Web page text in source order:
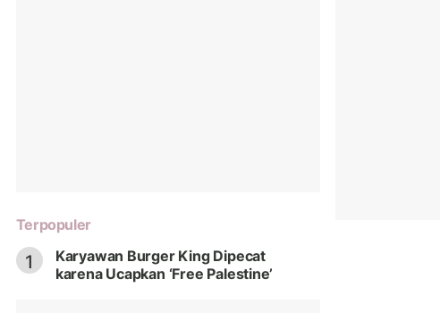
Terpopuler
1
Karyawan Burger King Dipecat
karena Ucapkan ‘Free Palestine’